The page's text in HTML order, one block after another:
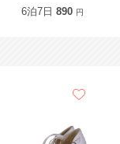
6泊7日 890 円